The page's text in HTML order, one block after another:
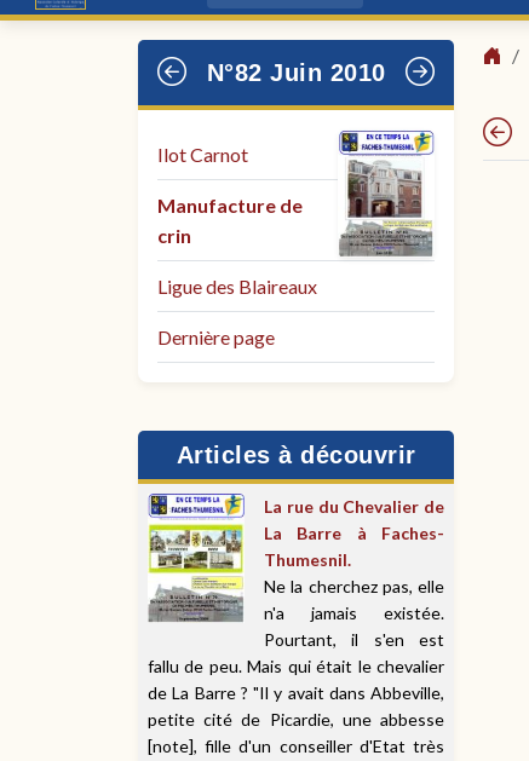
N°82 Juin 2010
Ilot Carnot
Manufacture de
crin
Ligue des Blaireaux
Dernière page
Articles à découvrir
La rue du Chevalier de
La Barre à Faches-
Thumesnil.
Ne la cherchez pas, elle
n'a jamais existée.
Pourtant, il s'en est
fallu de peu. Mais qui était le chevalier
de La Barre ? "Il y avait dans Abbeville,
petite cité de Picardie, une abbesse
[note], fille d'un conseiller d'Etat très